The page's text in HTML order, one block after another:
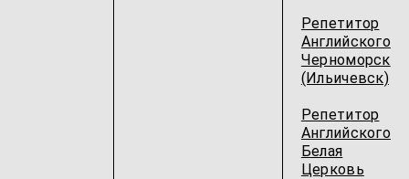
Репетитор
Английского
Черноморск
(Ильичевск)
Репетитор
Английского
Белая
Церковь